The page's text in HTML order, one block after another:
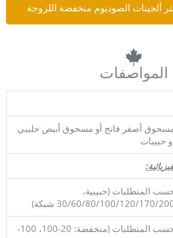
ألجينات الصوديوم منخفضة اللزوجة
المواصفات
أصفر فاتح أو مسحوق أبيض حليبي
حبيبات
المتطلبات (حبيبية،
60/80/100/120/170/200 شبكة)
حسب المتطلبات (منخفضة: 20-100، 100-